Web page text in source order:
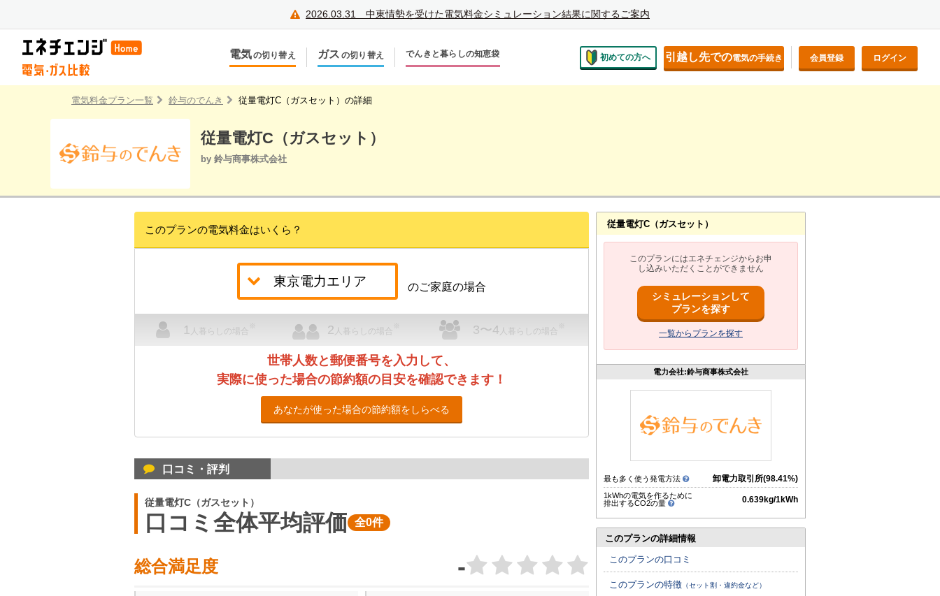
2026.03.31 中東情勢を受けた電気料金シミュレーション結果に関するご案内
電気の切り替え
引越しで新しく申し込み
ガス の切り替え
引越しで新しく申し込み
でんきと暮らしの知恵袋 初めての方へ 引越し先での電気の手続き 会員登録 ログイン
電気料金プラン一覧 鈴与のでんき 従量電灯C（ガスセット）の詳細
従量電灯C（ガスセット）
by 鈴与商事株式会社
このプランの電気料金はいくら？
のご家庭の場合
1 人暮らしの場合
※ 2 人暮らしの場合
※ 3〜4 人暮らしの場合
※
世帯人数と郵便番号を入力して、
実際に使った場合の節約額の目安を確認できます！
あなたが使った場合の節約額をしらべる
口コミ・評判
従量電灯C（ガスセット）
口コミ全体平均評価 全0件
総合満足度 -
従量電灯C（ガスセット）
このプランにはエネチェンジからお申
し込みいただくことができません
シミュレーションして
プランを探す
一覧からプランを探す
電力会社:鈴与商事株式会社
最も多く使う発電方法 卸電力取引所(98.41%)
1kWhの電気を作るために
排出するCO2の量
0.639kg/1kWh
このプランの詳細情報
このプランの口コミ
このプランの特徴 （セット割・違約金など）